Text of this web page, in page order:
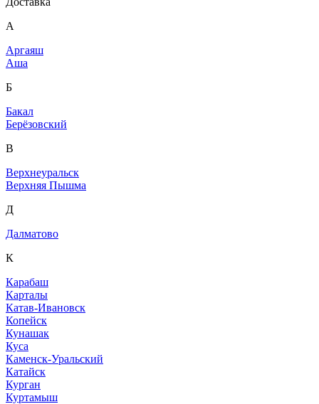
А
Аргаяш
Аша
Б
Бакал
Берёзовский
В
Верхнеуральск
Верхняя Пышма
Д
Далматово
К
Карабаш
Карталы
Катав-Ивановск
Копейск
Кунашак
Куса
Каменск-Уральский
Катайск
Курган
Куртамыш